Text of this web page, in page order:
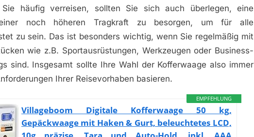
häufig verreisen, sollten Sie sich auch überlegen, eine
noch höheren Tragkraft zu besorgen, um für alle
zu sein. Das ist besonders wichtig, wenn Sie regelmäßig mit
wie z.B. Sportausrüstungen, Werkzeugen oder Business-
sind. Insgesamt sollte Ihre Wahl der Kofferwaage also immer
Ihrer Reisevorhaben basieren.
EMPFEHLUNG
Villageboom Digitale Kofferwaage 50 kg,
Gepäckwaage mit Haken & Gurt, beleuchtetes LCD,